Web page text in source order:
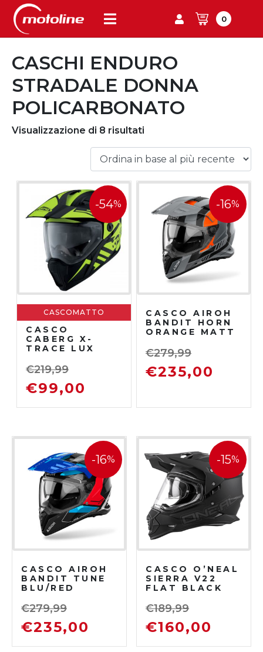
0
CASCHI ENDURO
STRADALE DONNA
POLICARBONATO
Visualizzazione di 8 risultati
CASCOMATTO
-54%
CASCO
CABERG X-
TRACE LUX
BLACK/YELLO
W FLUO
€219,99
€99,00
-16%
CASCO AIROH
BANDIT HORN
ORANGE MATT
€279,99
€235,00
-16%
CASCO AIROH
BANDIT TUNE
BLU/RED
€279,99
€235,00
-15%
CASCO O’NEAL
SIERRA V22
FLAT BLACK
€189,99
€160,00